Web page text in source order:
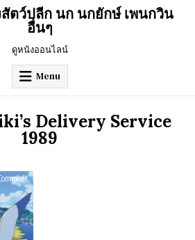
ตว์ปลีก นก นกยักษ์ เพนกวิน
อื่นๆ
ดูหนังออนไลน์
Menu
Delivery Service
1989
on
รีวิว
Kiki’s
Delivery
Service
(1989)